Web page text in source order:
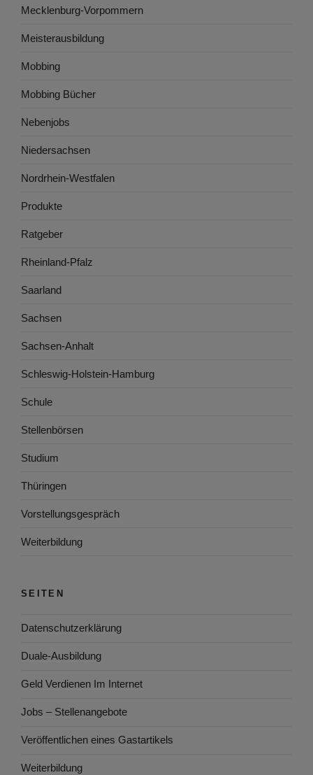
Mecklenburg-Vorpommern
Meisterausbildung
Mobbing
Mobbing Bücher
Nebenjobs
Niedersachsen
Nordrhein-Westfalen
Produkte
Ratgeber
Rheinland-Pfalz
Saarland
Sachsen
Sachsen-Anhalt
Schleswig-Holstein-Hamburg
Schule
Stellenbörsen
Studium
Thüringen
Vorstellungsgespräch
Weiterbildung
SEITEN
Datenschutzerklärung
Duale-Ausbildung
Geld Verdienen Im Internet
Jobs – Stellenangebote
Veröffentlichen eines Gastartikels
Weiterbildung